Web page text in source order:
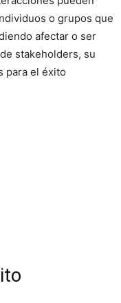
o grupos que
afectar o ser
stakeholders, su
para el éxito